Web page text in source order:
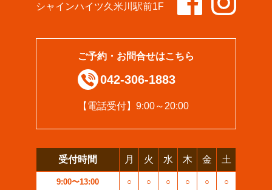
シャインハイツ久米川駅前1F
ご予約・お問合せはこちら
042-306-1883
【電話受付】9:00～20:00
受付時間 月 火 水 木 金 土
9:00〜13:00 ○ ○ ○ ○ ○ ○